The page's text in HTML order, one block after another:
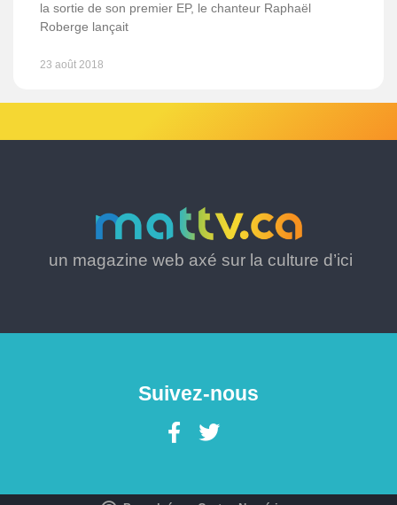
la sortie de son premier EP, le chanteur Raphaël
Roberge lançait
23 août 2018
un magazine web axé sur la culture d’ici
Suivez-nous